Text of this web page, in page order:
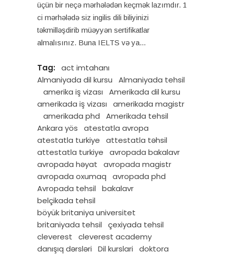
üçün bir neçə mərhələdən keçmək lazımdır. 1
ci mərhələdə siz ingilis dili biliyinizi
təkmilləşdirib müəyyən sertifikatlar
almalısınız. Buna IELTS və ya
Tag:
act imtahanı
Almaniyada dil kursu
Almaniyada tehsil
amerika iş vizası
Amerikada dil kursu
amerikada iş vizası
amerikada magistr
amerikada phd
Amerikada tehsil
Ankara yös
atestatla avropa
atestatla turkiye
attestatla təhsil
attestatla turkiye
avropada bakalavr
avropada həyat
avropada magistr
avropada oxumaq
avropada phd
Avropada tehsil
bakalavr
belçikada tehsil
böyük britaniya universitet
britaniyada tehsil
çexiyada tehsil
cleverest
cleverest academy
danışıq dərsləri
Dil kurslari
doktora